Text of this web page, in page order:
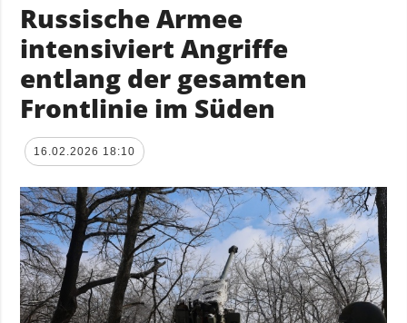
Russische Armee
intensiviert Angriffe
entlang der gesamten
Frontlinie im Süden
16.02.2026 18:10